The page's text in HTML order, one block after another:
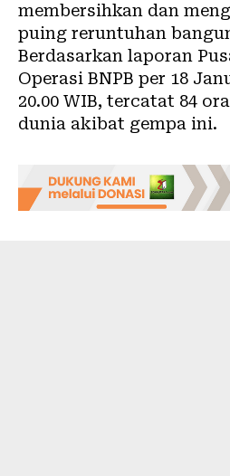
membersihkan dan
puing reruntuhan
Berdasarkan laporan
Operasi BNPB per 18
20.00 WIB, tercatat 84
dunia akibat gempa ini.